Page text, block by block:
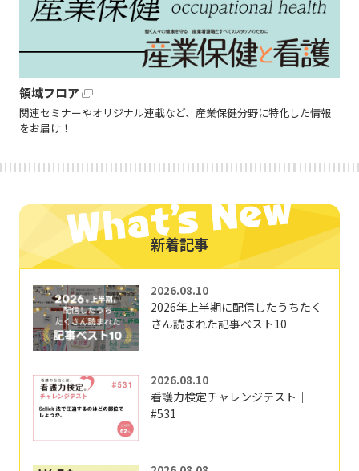
領域フロア
関連セミナーやオリジナル連載など、産業保健分野に特化した情報
をお届け！
新着記事
2026.08.10
2026年上半期に配信したうちたく
さん読まれた記事ベスト10
2026.08.10
看護力検定チャレンジテスト｜
#531